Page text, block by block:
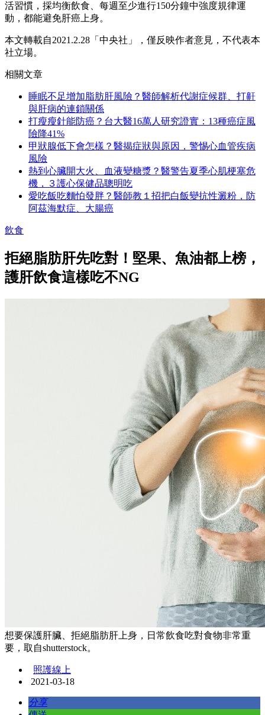
活習慣，採均衡飲食、每週至少進行150分鐘中強度規律運
動，都能避免肝癌上身。
本文轉載自2021.2.28「中央社」，僅反映作者意見，不代表本
社立場。
相關文章
睡眠不足增加脂肪肝風險？醫師解析代謝症候群、打鼾
與肝病的連鎖關係
打瘦瘦針能防癌？台大醫16萬人研究證實：13種癌症風
險降41%
甲狀腺低下會怎樣？醫揭症狀與原因，警惕心血管疾病
風險
熱到心臟開大火、血液變糖漿？醫警告夏季心肌梗塞危
機，３護心保健品聰明吃
愛吃飯吃麵怕發胖？醫師教１招把白飯變抗性澱粉，防
阿茲海默症、大腸癌
飲食
拒絕脂肪肝先吃對！堅果、魚油都上榜，
護肝飲食這樣吃不NG
想要保護肝臟、拒絕脂肪肝上身，日常飲食吃對食物非常重
要，取自shutterstock。
照護線上
2021-03-18
分享